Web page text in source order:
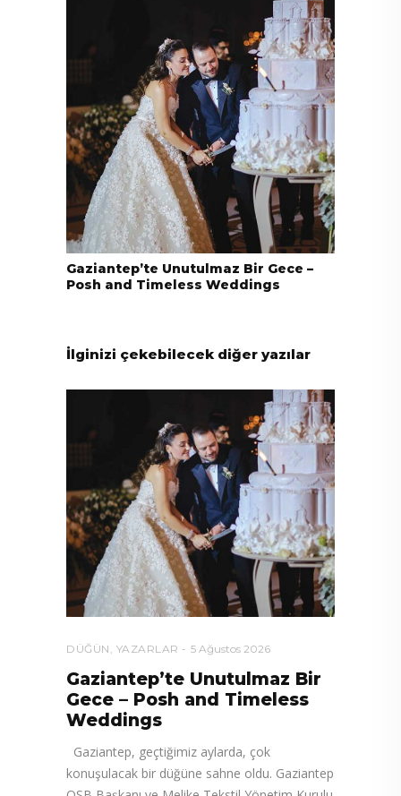
Gaziantep’te Unutulmaz Bir Gece –
Posh and Timeless Weddings
İlginizi çekebilecek diğer yazılar
DÜĞÜN , YAZARLAR 5 Ağustos 2026
Gaziantep’te Unutulmaz Bir
Gece – Posh and Timeless
Weddings
Gaziantep, geçtiğimiz aylarda, çok
konuşulacak bir düğüne sahne oldu. Gaziantep